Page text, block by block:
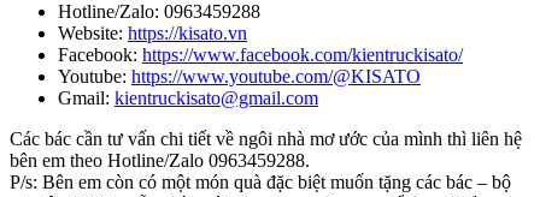
Hotline/Zalo: 0963459288
Website: https://kisato.vn
Facebook: https://www.facebook.com/kientruckisato/
Youtube: https://www.youtube.com/@KISATO
Gmail: kientruckisato@gmail.com
Các bác cần tư vấn chi tiết về ngôi nhà mơ ước của mình thì liên hệ
bên em theo Hotline/Zalo 0963459288.
P/s: Bên em còn có một món quà đặc biệt muốn tặng các bác – bộ